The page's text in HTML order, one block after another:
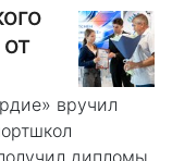
вручил
дипломы